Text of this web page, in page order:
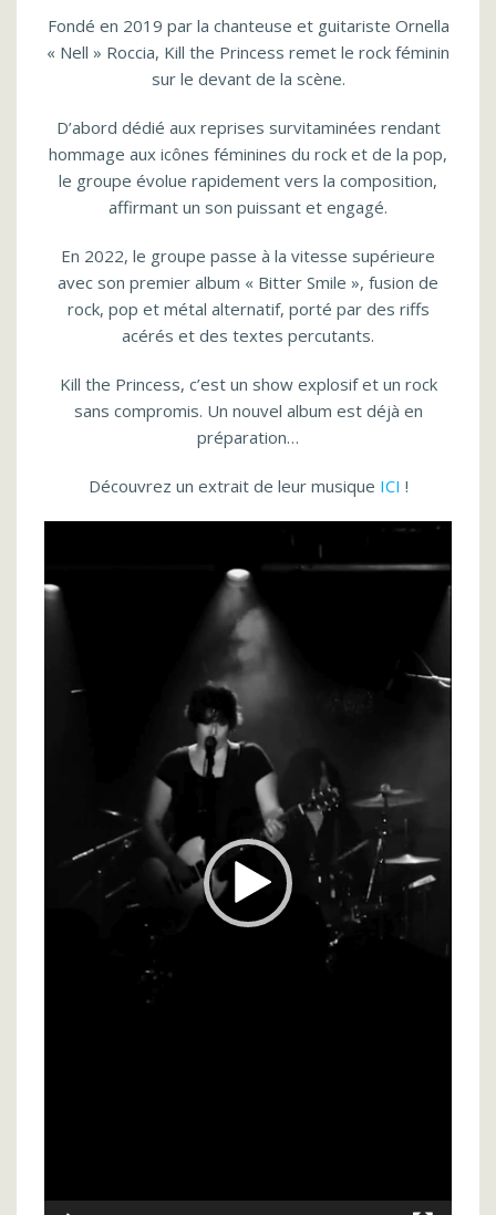
Fondé en 2019 par la chanteuse et guitariste Ornella
« Nell » Roccia, Kill the Princess remet le rock féminin
sur le devant de la scène.
D’abord dédié aux reprises survitaminées rendant
hommage aux icônes féminines du rock et de la pop,
le groupe évolue rapidement vers la composition,
affirmant un son puissant et engagé.
En 2022, le groupe passe à la vitesse supérieure
avec son premier album « Bitter Smile », fusion de
rock, pop et métal alternatif, porté par des riffs
acérés et des textes percutants.
Kill the Princess, c’est un show explosif et un rock
sans compromis. Un nouvel album est déjà en
préparation…
Découvrez un extrait de leur musique ICI !